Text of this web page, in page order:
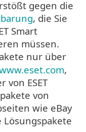
gegen die
, die Sie
Smart
müssen.
nur über
,
von ESET
von
wie eBay